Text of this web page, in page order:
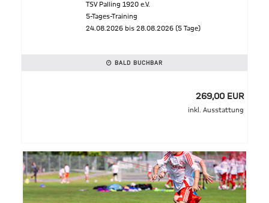
TSV Palling 1920 e.V.
5-Tages-Training
24.08.2026 bis 28.08.2026 (5 Tage)
BALD BUCHBAR
269,00 EUR
inkl. Ausstattung